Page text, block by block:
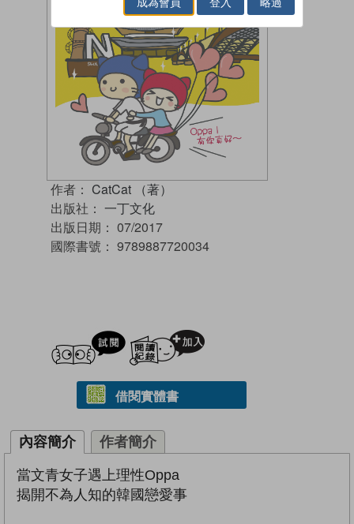
作者： CatCat （著）
出版社： 一丁文化
出版日期： 07/2017
國際書號： 9789887720034
試閲
借閱實體書
內容簡介 作者簡介
當文青女子遇上理性Oppa
揭開不為人知的韓國戀愛事